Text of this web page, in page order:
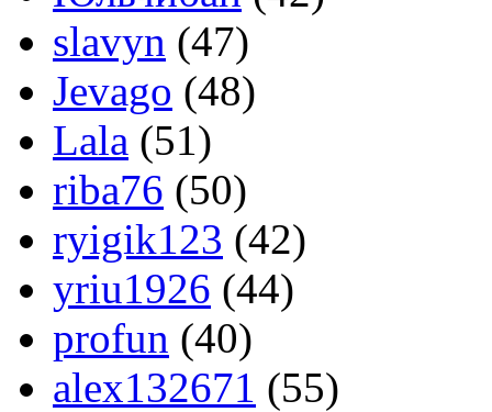
slavyn (47)
Jevago (48)
Lala (51)
riba76 (50)
ryigik123 (42)
yriu1926 (44)
profun (40)
alex132671 (55)